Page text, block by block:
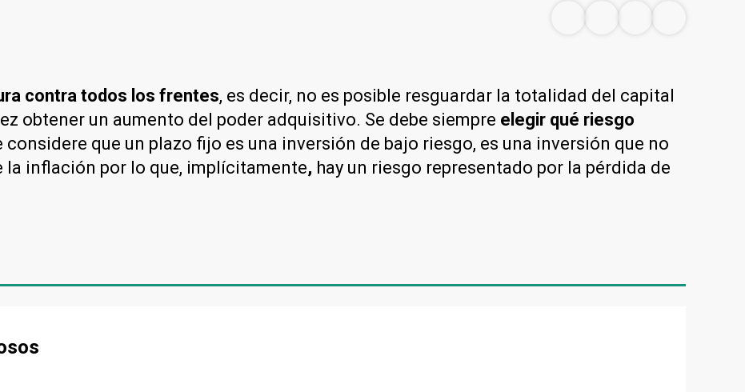
contra todos los frentes, es decir, no es posible resguardar la totalidad del capital
obtener un aumento del poder adquisitivo. Se debe siempre elegir qué riesgo
considere que un plazo fijo es una inversión de bajo riesgo, es una inversión que no
la inflación por lo que, implícitamente, hay un riesgo representado por la pérdida de